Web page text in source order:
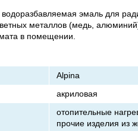
эмаль для
металлов (медь,
в помещении.
Alpina
акриловая
отопительные
прочие изделия из